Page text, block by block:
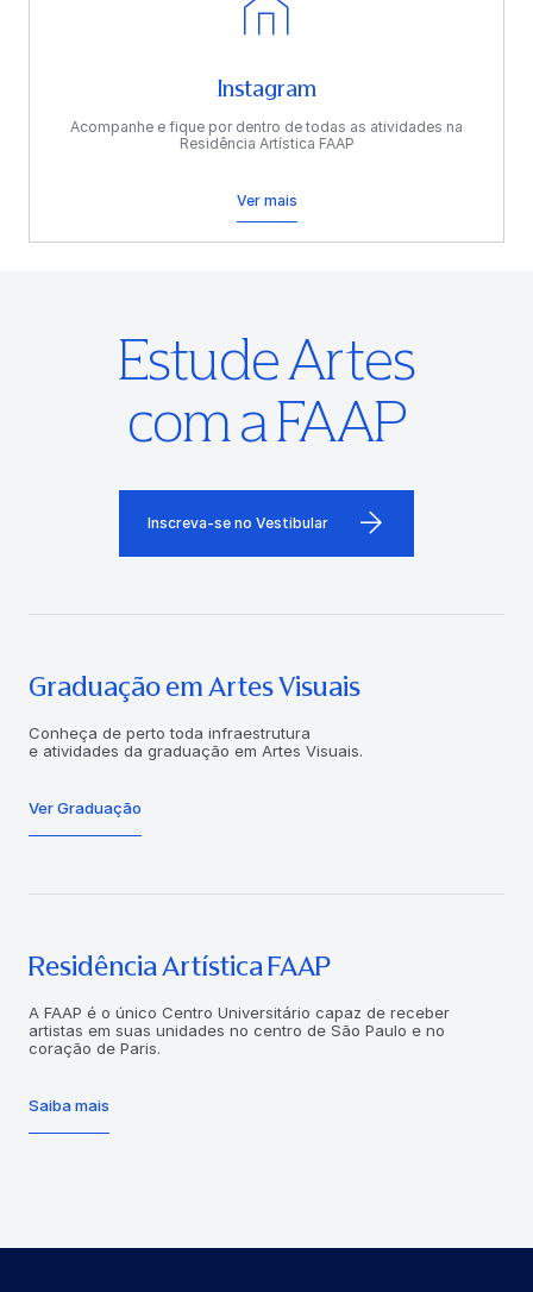
Instagram
Acompanhe e fique por dentro de todas as atividades na
Residência Artística FAAP
Ver mais
Estude Artes
com a FAAP
Inscreva-se no Vestibular
Graduação em Artes Visuais
Conheça de perto toda infraestrutura
e atividades da graduação em Artes Visuais.
Ver Graduação
Residência Artística FAAP
A FAAP é o único Centro Universitário capaz de receber
artistas em suas unidades no centro de São Paulo e no
coração de Paris.
Saiba mais